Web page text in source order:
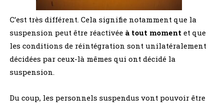
C’est très différent. Cela signifie notamment que la
suspension peut être réactivée à tout moment et que
les conditions de réintégration sont unilatéralement
décidées par ceux-là mêmes qui ont décidé la
suspension.
Du coup, les personnels suspendus vont pouvoir être